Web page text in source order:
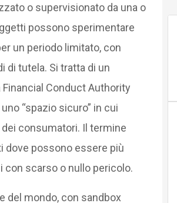
o supervisionato da una o
possono sperimentare
un periodo limitato, con
di tutela. Si tratta di un
Conduct Authority
“spazio sicuro” in cui
consumatori. Il termine
dove possono essere più
scarso o nullo pericolo.
del mondo, con sandbox